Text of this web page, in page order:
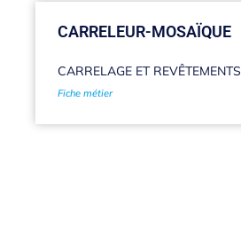
CARRELEUR-MOSAÏQUE
CARRELAGE ET REVÊTEMENTS
Fiche métier